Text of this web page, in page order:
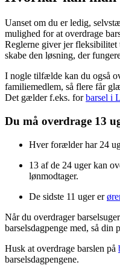
Uanset om du er ledig,
mulighed for at overdrage
Reglerne giver jer fleksibilitet
skabe den løsning, der
I nogle tilfælde kan du også
familiemedlem, så flere får
Det gælder f.eks. forbarsel i
Du må overdrage 13
Hver forælder har 24
13 af de 24 uger kan
lønmodtager.
De sidste 11 uger er
Når du overdrager
barselsdagpenge med, så din
Husk at overdrage barslen på
barselsdagpengene.